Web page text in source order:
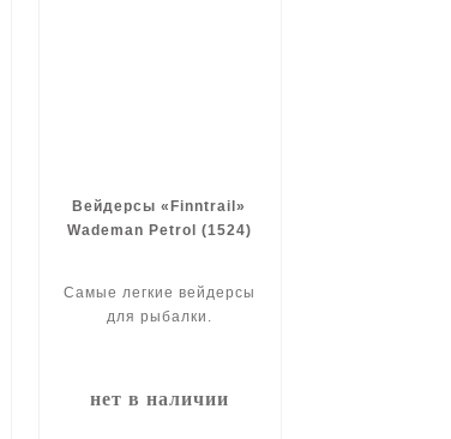
Вейдерсы «Finntrail»
Wademan Petrol (1524)
Самые легкие вейдерсы
для рыбалки.
нет в наличии